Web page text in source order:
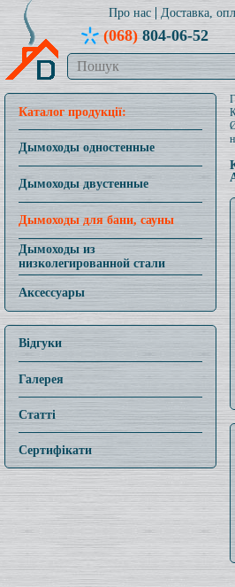
Про нас Доставка,
(068)804-06-52
Каталог продукції:
Дымоходы одностенные
Дымоходы двустенные
Дымоходы для бани, сауны
Дымоходы из
низколегированной стали
Аксессуары
Відгуки
Галерея
Статті
Сертифікати